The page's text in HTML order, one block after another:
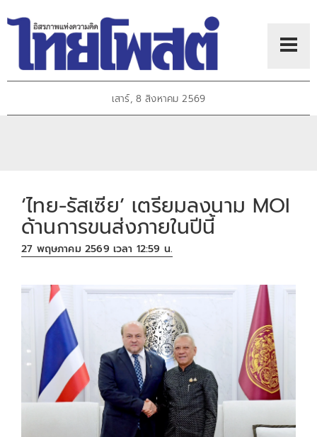
เสาร์, 8 สิงหาคม 2569
‘ไทย-รัสเซีย’ เตรียมลงนาม MOI
ด้านการขนส่งภายในปีนี้
27 พฤษภาคม 2569 เวลา 12:59 น.